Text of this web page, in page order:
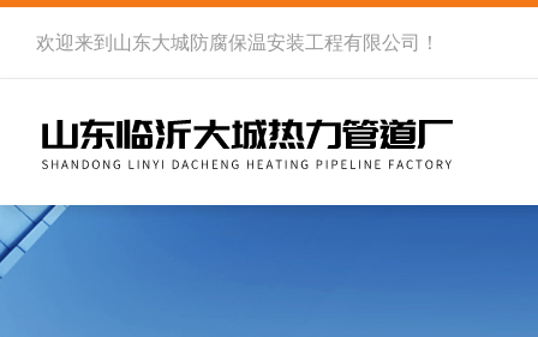
欢迎来到 山东大城防腐保温安装工程有限公司 ！